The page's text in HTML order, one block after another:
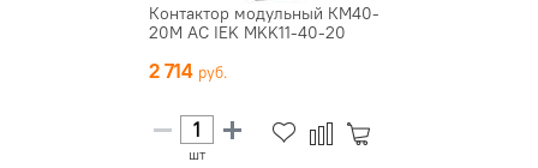
Контактор модульный КМ40-
20М AC IEK MKK11-40-20
2 714
шт